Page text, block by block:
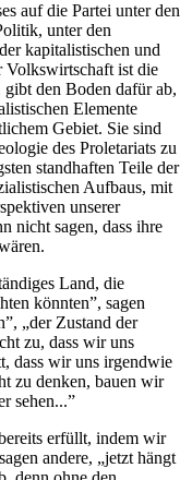
auf die Partei unter den
unter den
kapitalistischen und
Volkswirtschaft ist die
gibt den Boden dafür ab,
Elemente
Gebiet. Sie sind
des Proletariats zu
standhaften Teile der
Aufbaus, mit
unserer
nicht sagen, dass ihre
Land, die
könnten”, sagen
„der Zustand der
zu, dass wir uns
dass wir uns irgendwie
zu denken, bauen wir
sehen...”
erfüllt, indem wir
andere, „jetzt hängt